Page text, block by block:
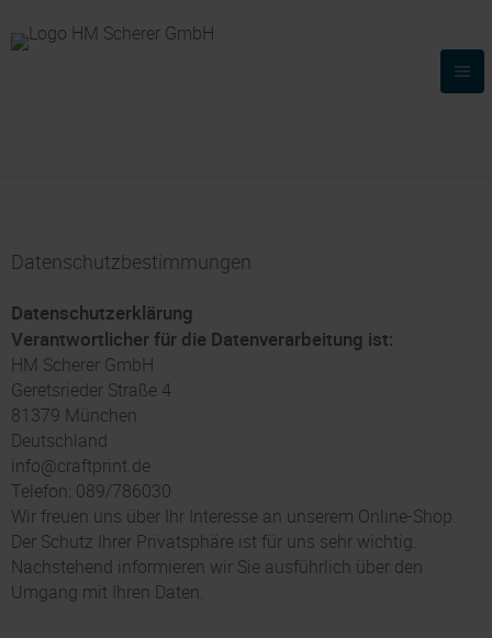
Datenschutzbestimmungen
Datenschutzerklärung
Verantwortlicher für die Datenverarbeitung ist:
HM Scherer GmbH
Geretsrieder Straße 4
81379 München
Deutschland
info@craftprint.de
Telefon: 089/786030
Wir freuen uns über Ihr Interesse an unserem Online-Shop.
Der Schutz Ihrer Privatsphäre ist für uns sehr wichtig.
Nachstehend informieren wir Sie ausführlich über den
Umgang mit Ihren Daten.